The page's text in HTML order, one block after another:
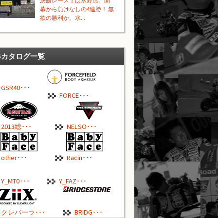
幕から負けなしの4連勝！ 無
欲の勝利か。水...
タログ一覧
GSR40･･･
FORCE･･･
2013総･･･ NELSO･･･
other･･･ Racin･･･
Y_MT0･･･ Y_FAZ･･･
クレバーラ･･･ BRIDG･･･